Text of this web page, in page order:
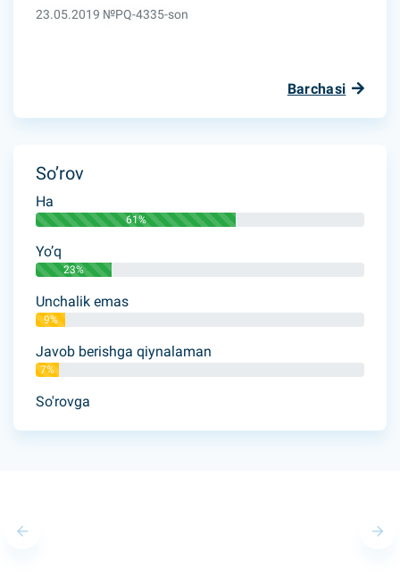
23.05.2019 №PQ-4335-son
Barchasi
So’rov
Ha
61%
Yo’q
23%
Unchalik emas
9%
Javob berishga qiynalaman
7%
So'rovga